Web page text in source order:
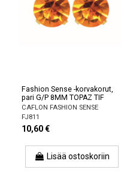
Fashion Sense -korvakorut,
pari G/P 8MM TOPAZ TIF
CAFLON FASHION SENSE
FJ811
10,60 €
Lisää ostoskoriin